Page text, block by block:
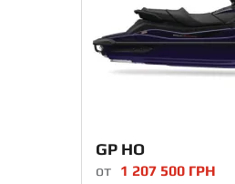
GP HO
от 1 207 500 ГРН